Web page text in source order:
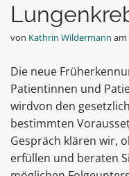
von Kathrin Wildermann am
Die neue
Patientinnen und
wirdvon den
bestimmten
Gespräch klären wir,
erfüllen und beraten